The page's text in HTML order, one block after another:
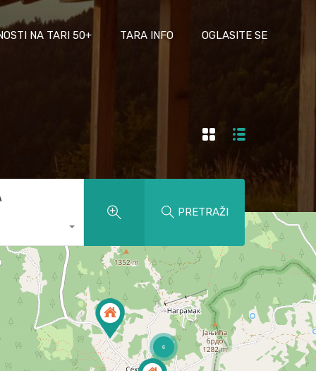
NA TARI 50+ TARA INFO OGLASITE SE
PRETRAŽI
6